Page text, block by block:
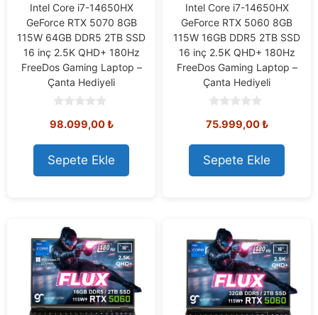
Intel Core i7-14650HX
GeForce RTX 5070 8GB
115W 64GB DDR5 2TB SSD
16 inç 2.5K QHD+ 180Hz
FreeDos Gaming Laptop –
Çanta Hediyeli
o
t
o
f
5
98.099,00₺
Sepete Ekle
Intel Core i7-14650HX
GeForce RTX 5060 8GB
115W 16GB DDR5 2TB SSD
16 inç 2.5K QHD+ 180Hz
FreeDos Gaming Laptop –
Çanta Hediyeli
o
t
o
f
5
75.999,00₺
Sepete Ekle